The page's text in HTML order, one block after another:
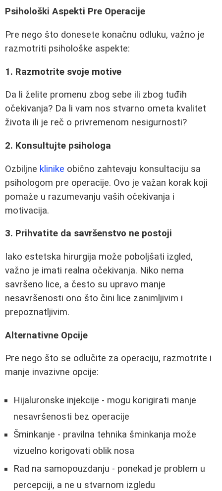
Psihološki Aspekti Pre Operacije
Pre nego što donesete konačnu odluku, važno je
razmotriti psihološke aspekte:
1. Razmotrite svoje motive
Da li želite promenu zbog sebe ili zbog tuđih
očekivanja? Da li vam nos stvarno ometa kvalitet
života ili je reč o privremenom nesigurnosti?
2. Konsultujte psihologa
Ozbiljne klinike obično zahtevaju konsultaciju sa
psihologom pre operacije. Ovo je važan korak koji
pomaže u razumevanju vaših očekivanja i
motivacija.
3. Prihvatite da savršenstvo ne postoji
Iako estetska hirurgija može poboljšati izgled,
važno je imati realna očekivanja. Niko nema
savršeno lice, a često su upravo manje
nesavršenosti ono što čini lice zanimljivim i
prepoznatljivim.
Alternativne Opcije
Pre nego što se odlučite za operaciju, razmotrite i
manje invazivne opcije:
Hijaluronske injekcije - mogu korigirati manje
nesavršenosti bez operacije
Šminkanje - pravilna tehnika šminkanja može
vizuelno korigovati oblik nosa
Rad na samopouzdanju - ponekad je problem u
percepciji, a ne u stvarnom izgledu